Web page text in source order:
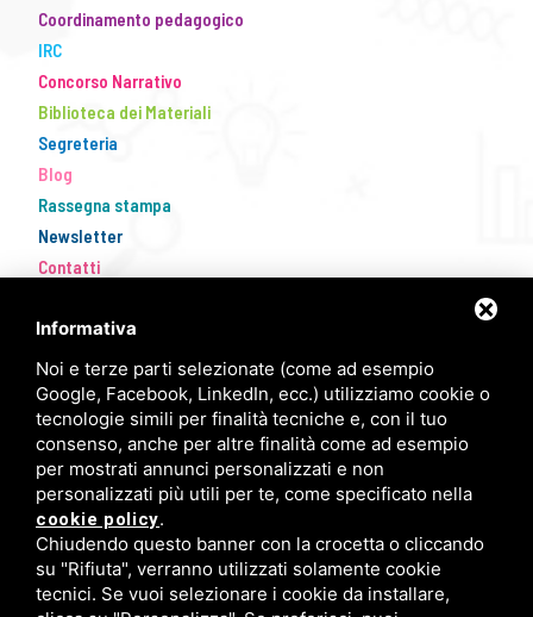
Coordinamento pedagogico
IRC
Concorso Narrativo
Biblioteca dei Materiali
Segreteria
Blog
Rassegna stampa
Newsletter
Contatti
FISM Newsletter
Compila il modulo e resta aggiornato!
Informativa
Noi e terze parti selezionate (come ad esempio
Google, Facebook, LinkedIn, ecc.) utilizziamo cookie o
tecnologie simili per finalità tecniche e, con il tuo
consenso, anche per altre finalità come ad esempio
per mostrati annunci personalizzati e non
personalizzati più utili per te, come specificato nella
cookie policy.
Chiudendo questo banner con la crocetta o cliccando
su "Rifiuta", verranno utilizzati solamente cookie
tecnici. Se vuoi selezionare i cookie da installare,